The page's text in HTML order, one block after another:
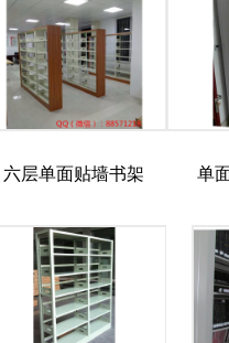
六层单面贴墙书架 单